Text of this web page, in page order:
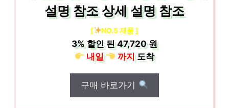
설명 참조 상세 설명 참조
[ NO.5 제품 ]
3% 할인 된47,720 원
내일
까지도착
구매 바로가기